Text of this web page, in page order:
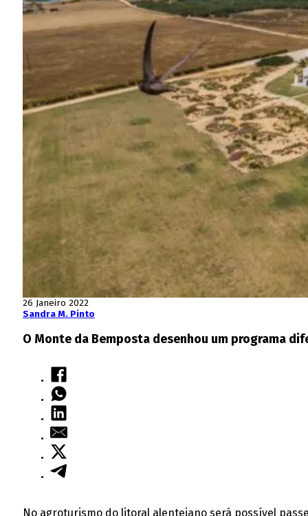
26 Janeiro 2022
Sandra M. Pinto
O Monte da Bemposta desenhou um programa
No agroturismo do litoral alentejano será possível